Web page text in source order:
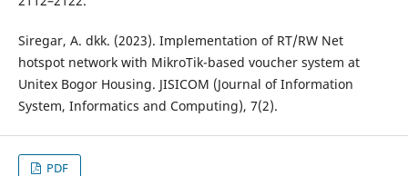
Siregar, A. dkk. (2023). Implementation of RT/RW Net
hotspot network with MikroTik-based voucher system at
Unitex Bogor Housing. JISICOM (Journal of Information
System, Informatics and Computing), 7(2).
PDF